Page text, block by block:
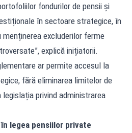
fondurilor de pensii și
în sectoare strategice, în
excluderilor ferme
explică inițiatorii.
ar permite accesul la
fără eliminarea limitelor de
privind administrarea
legea pensiilor private